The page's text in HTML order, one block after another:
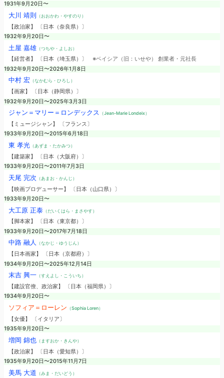
1931年9月20日〜
大川 靖則 （おおかわ・やすのり）
【政治家】 〔日本（奈良県）〕
1932年9月20日〜
土屋 嘉雄（つちや・よしお）
【経営者】 〔日本（埼玉県）〕 ※ベイシア（旧：いせや） 創業者・元社長
1932年9月20日〜2026年1月8日
中村 宏（なかむら・ひろし）
【画家】 〔日本（静岡県）〕
1932年9月20日〜2025年3月3日
ジャン＝マリー＝ロンデックス （Jean-Marie Londeix）
【ミュージシャン】 〔フランス〕
1933年9月20日〜2015年6月18日
東 孝光（あずま・たかみつ）
【建築家】 〔日本（大阪府）〕
1933年9月20日〜2011年7月3日
天尾 完次 （あまお・かんじ）
【映画プロデューサー】 〔日本（山口県）〕
1933年9月20日〜
大工原 正泰（だいくはら・まさやす）
【脚本家】 〔日本（東京都）〕
1933年9月20日〜2017年7月18日
中路 融人 （なかじ・ゆうじん）
【日本画家】 〔日本（京都府）〕
1934年9月20日〜2025年12月14日
末吉 興一（すえよし・こういち）
【建設官僚、政治家】 〔日本（福岡県）〕
1934年9月20日〜
ソフィア＝ローレン （Sophia Loren）
【女優】 〔イタリア〕
1935年9月20日〜
増岡 錦也（ますおか・きんや）
【政治家】 〔日本（愛知県）〕
1935年9月20日〜2015年11月7日
美馬 大道 （みま・だいどう）